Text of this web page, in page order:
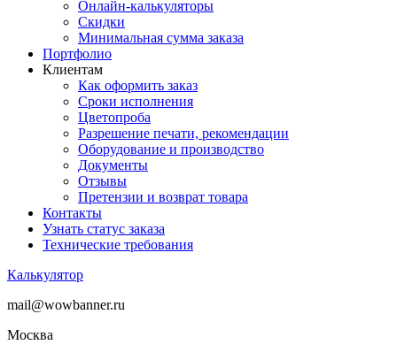
Онлайн-калькуляторы
Скидки
Минимальная сумма заказа
Портфолио
Клиентам
Как оформить заказ
Сроки исполнения
Цветопроба
Разрешение печати, рекомендации
Оборудование и производство
Документы
Отзывы
Претензии и возврат товара
Контакты
Узнать статус заказа
Технические требования
Калькулятор
mail@wowbanner.ru
Москва